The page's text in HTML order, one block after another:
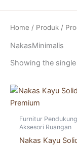
content
Home / Produk /
NakasMinimalis
Showing the
Furnitur
Aksesori Ruangan
Nakas Kayu